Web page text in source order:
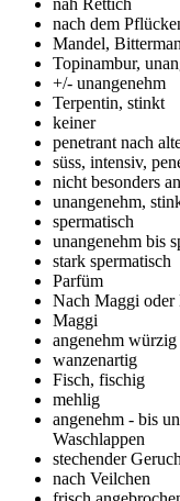
nah Rettich
nach dem
Mandel,
Topinambur,
+/- unangenehm
Terpentin, stinkt
keiner
penetrant nach
süss, intensiv,
nicht besonders
unangenehm,
spermatisch
unangenehm bis
stark spermatisch
Parfüm
Nach Maggi oder
Maggi
angenehm würzig
wanzenartig
Fisch, fischig
mehlig
angenehm - bis
Waschlappen
stechender
nach Veilchen